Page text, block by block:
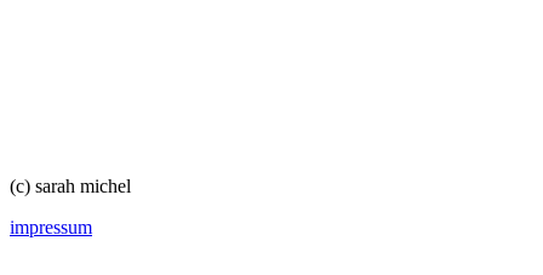
(c) sarah michel
impressum